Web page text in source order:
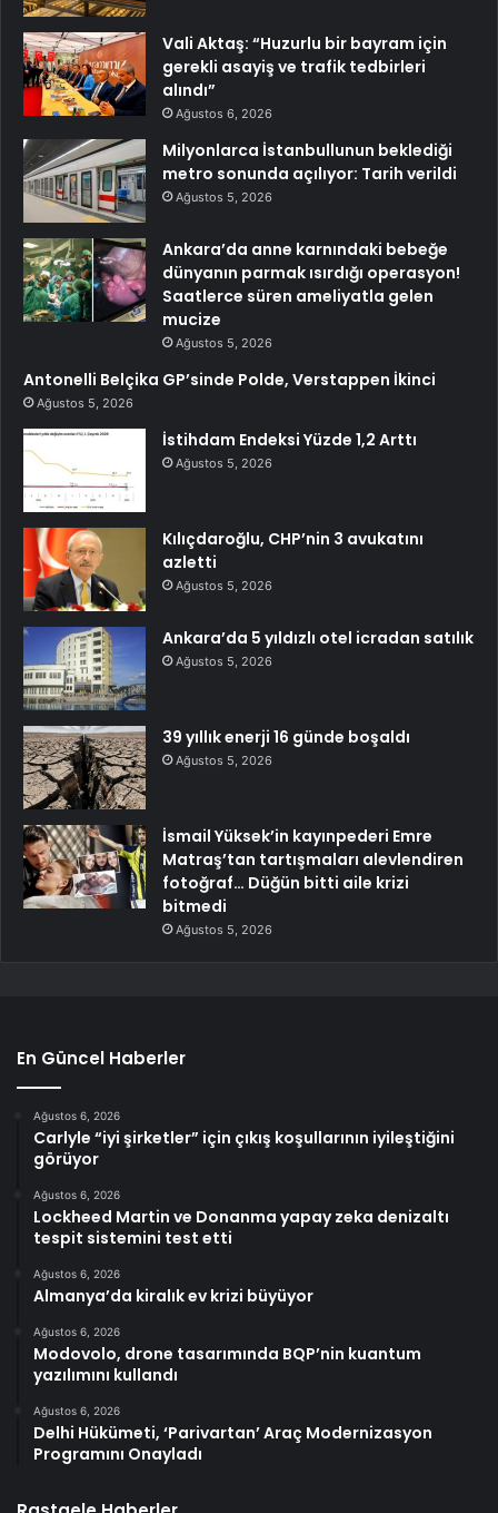
Vali Aktaş: “Huzurlu bir bayram için
gerekli asayiş ve trafik tedbirleri
alındı”
Ağustos 6, 2026
Milyonlarca İstanbullunun beklediği
metro sonunda açılıyor: Tarih verildi
Ağustos 5, 2026
Ankara’da anne karnındaki bebeğe
dünyanın parmak ısırdığı operasyon!
Saatlerce süren ameliyatla gelen
mucize
Ağustos 5, 2026
Antonelli Belçika GP’sinde Polde, Verstappen İkinci
Ağustos 5, 2026
İstihdam Endeksi Yüzde 1,2 Arttı
Ağustos 5, 2026
Kılıçdaroğlu, CHP’nin 3 avukatını
azletti
Ağustos 5, 2026
Ankara’da 5 yıldızlı otel icradan satılık
Ağustos 5, 2026
39 yıllık enerji 16 günde boşaldı
Ağustos 5, 2026
İsmail Yüksek’in kayınpederi Emre
Matraş’tan tartışmaları alevlendiren
fotoğraf… Düğün bitti aile krizi
bitmedi
Ağustos 5, 2026
En Güncel Haberler
Ağustos 6, 2026
Carlyle “iyi şirketler” için çıkış koşullarının iyileştiğini
görüyor
Ağustos 6, 2026
Lockheed Martin ve Donanma yapay zeka denizaltı
tespit sistemini test etti
Ağustos 6, 2026
Almanya’da kiralık ev krizi büyüyor
Ağustos 6, 2026
Modovolo, drone tasarımında BQP’nin kuantum
yazılımını kullandı
Ağustos 6, 2026
Delhi Hükümeti, ‘Parivartan’ Araç Modernizasyon
Programını Onayladı